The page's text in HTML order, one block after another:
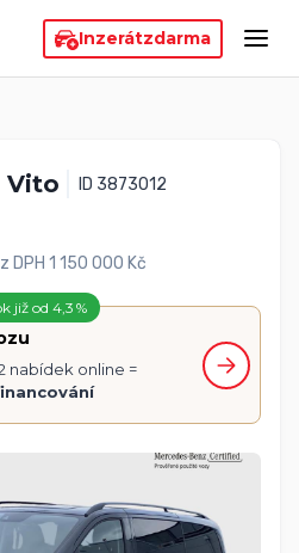
Inzerátzdarma
Vito
ID 3873012
DPH 1 150 000 Kč
již od 4,3 %
nabídek online =